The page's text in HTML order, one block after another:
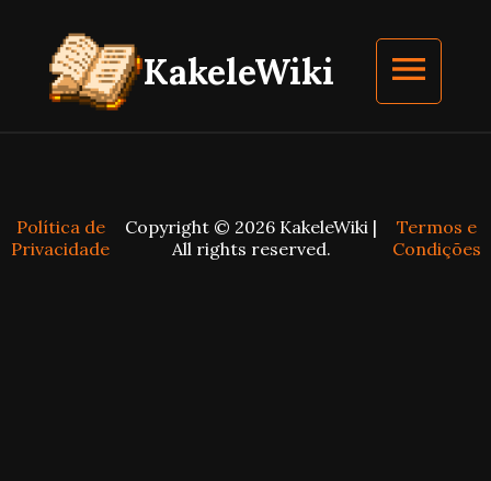
KakeleWiki
Política de
Privacidade
Copyright © 2026 KakeleWiki |
All rights reserved.
Termos e
Condições